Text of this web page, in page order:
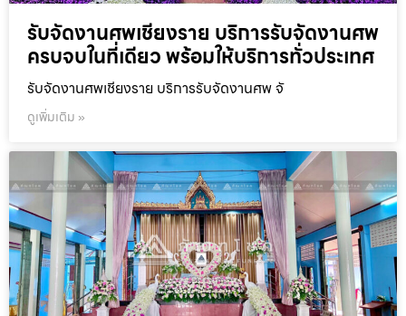
รับจัดงานศพเชียงราย บริการรับจัดงานศพ
ครบจบในที่เดียว พร้อมให้บริการทั่วประเทศ
รับจัดงานศพเชียงราย บริการรับจัดงานศพ จั
ดูเพิ่มเติม »